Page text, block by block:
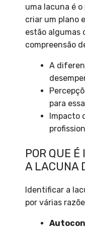
uma lacuna é
criar um plano
estão algumas
compreensão
A
para
Impacto
POR QUE
A LACUNA
Identificar a
por várias